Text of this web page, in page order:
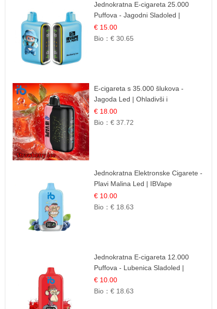
Jednokratna E-cigareta 25.000
Puffova - Jagodni Sladoled |
Kremasta Slatka Okus
€ 15.00
Bio：€ 30.65
E-cigareta s 35.000 šlukova -
Jagoda Led | Ohladivši i
Osježavajući Okus
€ 18.00
Bio：€ 37.72
Jednokratna Elektronske Cigarete -
Plavi Malina Led | IBVape
€ 10.00
Bio：€ 18.63
Jednokratna E-cigareta 12.000
Puffova - Lubenica Sladoled |
Ljetna Desertna Aroma
€ 10.00
Bio：€ 18.63